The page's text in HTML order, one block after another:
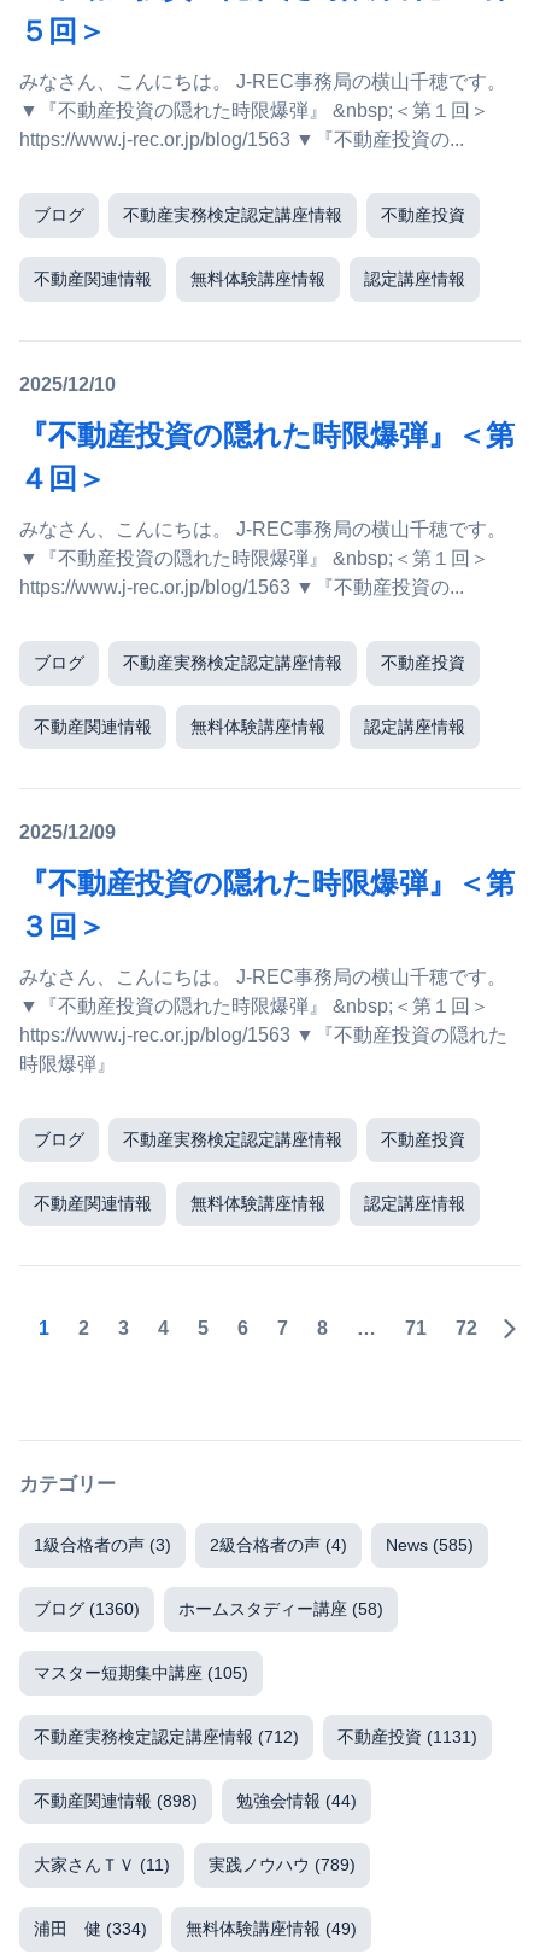
５回＞
みなさん、こんにちは。 J-REC事務局の横山千穂です。
▼『不動産投資の隠れた時限爆弾』 &nbsp;＜第１回＞
https://www.j-rec.or.jp/blog/1563 ▼『不動産投資の...
ブログ 不動産実務検定認定講座情報 不動産投資
不動産関連情報 無料体験講座情報 認定講座情報
2025/12/10
『不動産投資の隠れた時限爆弾』＜第
４回＞
みなさん、こんにちは。 J-REC事務局の横山千穂です。
▼『不動産投資の隠れた時限爆弾』 &nbsp;＜第１回＞
https://www.j-rec.or.jp/blog/1563 ▼『不動産投資の...
ブログ 不動産実務検定認定講座情報 不動産投資
不動産関連情報 無料体験講座情報 認定講座情報
2025/12/09
『不動産投資の隠れた時限爆弾』＜第
３回＞
みなさん、こんにちは。 J-REC事務局の横山千穂です。
▼『不動産投資の隠れた時限爆弾』 &nbsp;＜第１回＞
https://www.j-rec.or.jp/blog/1563 ▼『不動産投資の隠れた
時限爆弾』
ブログ 不動産実務検定認定講座情報 不動産投資
不動産関連情報 無料体験講座情報 認定講座情報
1 2 3 4 5 6 7 8 … 71 72
カテゴリー
1級合格者の声 (3) 2級合格者の声 (4) News (585)
ブログ (1360) ホームスタディー講座 (58)
マスター短期集中講座 (105)
不動産実務検定認定講座情報 (712) 不動産投資 (1131)
不動産関連情報 (898) 勉強会情報 (44)
大家さんＴＶ (11) 実践ノウハウ (789)
浦田 健 (334) 無料体験講座情報 (49)